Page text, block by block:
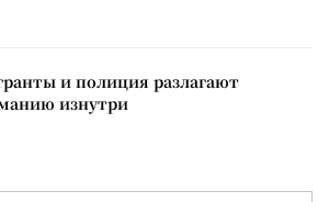
и полиция разлагают
изнутри